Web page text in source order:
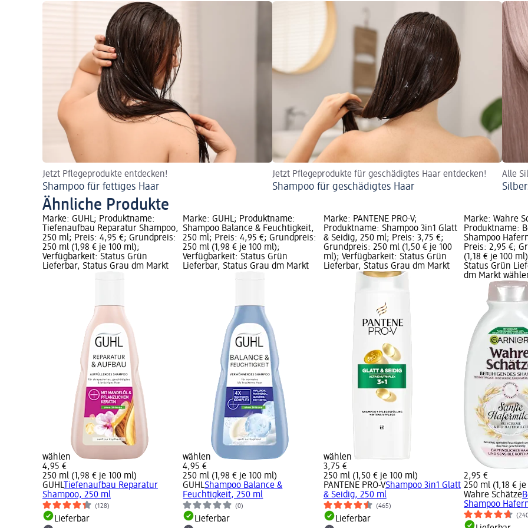
Jetzt Pflegeprodukte entdecken!
Shampoo für fettiges Haar
Jetzt Pflegeprodukte für geschädigtes Haar entdecken!
Shampoo für geschädigtes Haar
Alle
Ähnliche Produkte
Marke: GUHL; Produktname:
Tiefenaufbau Reparatur Shampoo,
250 ml; Preis: 4,95 €; Grundpreis:
250 ml (1,98 € je 100 ml);
Verfügbarkeit: Status Grün
Lieferbar, Status Grau dm Markt
wählen
4,95 €
250 ml (1,98 € je 100 ml)
GUHLTiefenaufbau Reparatur
Shampoo, 250 ml
(128)
Lieferbar
Marke: GUHL; Produktname:
Shampoo Balance & Feuchtigkeit,
250 ml; Preis: 4,95 €; Grundpreis:
250 ml (1,98 € je 100 ml);
Verfügbarkeit: Status Grün
Lieferbar, Status Grau dm Markt
wählen
4,95 €
250 ml (1,98 € je 100 ml)
GUHLShampoo Balance &
Feuchtigkeit, 250 ml
(0)
Lieferbar
Marke: PANTENE PRO-V;
Produktname: Shampoo 3in1 Glatt
& Seidig, 250 ml; Preis: 3,75 €;
Grundpreis: 250 ml (1,50 € je 100
ml); Verfügbarkeit: Status Grün
Lieferbar, Status Grau dm Markt
wählen
3,75 €
250 ml (1,50 € je 100 ml)
PANTENE PRO-VShampoo 3in1 Glatt
& Seidig, 250 ml
(465)
Lieferbar
Marke: Wahre
Produktname:
Shampoo
Preis: 2,95 €;
(1,18 € je 100
Status Grün
dm Markt
2,95 €
250 ml (1,18 €
Wahre Schätze
Shampoo